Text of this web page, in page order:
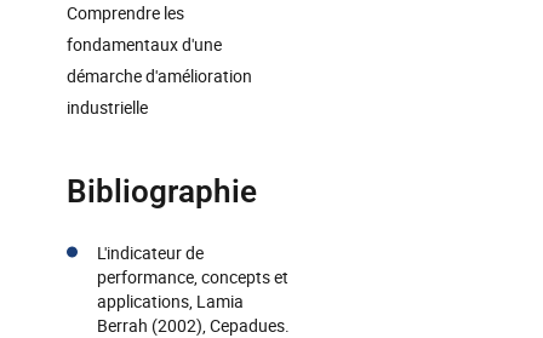
Comprendre les
fondamentaux d'une
démarche d'amélioration
industrielle
Bibliographie
L'indicateur de
performance, concepts et
applications, Lamia
Berrah (2002), Cepadues.